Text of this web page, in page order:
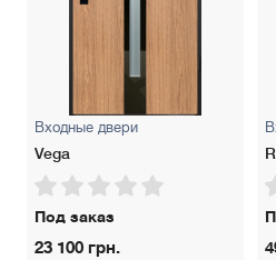
Входные двери
Vega
Под заказ
23 100 грн.